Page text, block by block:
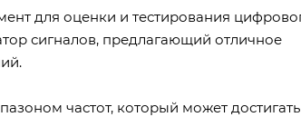
для оценки и тестирования
сигналов, предлагающий отличное
частот, который может достигать